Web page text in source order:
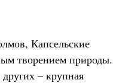
Капсельские
творением природы.
– крупная